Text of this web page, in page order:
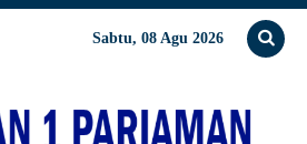
Sabtu, 08 Agu 2026